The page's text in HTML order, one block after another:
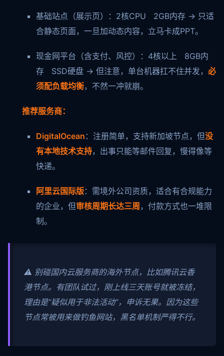
基础站点（展示页）：2核CPU 2GB内存 → 只适
合静态页面，一旦加动态内容，立马卡成PPT。
现金网平台（含支付、风控）：4核以上 8GB内
存 SSD硬盘 → 但注意，单台机器扛不住并发， 必
须配负载均衡，不然一冲就崩。
推荐服务商：
DigitalOcean ：注册简单，支持新加坡节点，但没
有本地技术支持，出事只能等邮件回复，慢得像等
快递。
阿里云国际版：需境外公司资质，适合有合规能力
的企业，但审核周期长达三周 ，付款方式也一堆限
制。
⚠️ 别碰国内云服务商的海外节点，比如腾讯云香
港节点。有团队试过，刚上线三天账号就被冻结，
理由是“疑似用于非法活动”，申诉无果。因为这些
节点常被用来做钓鱼网站，黑名单机制严得不行。